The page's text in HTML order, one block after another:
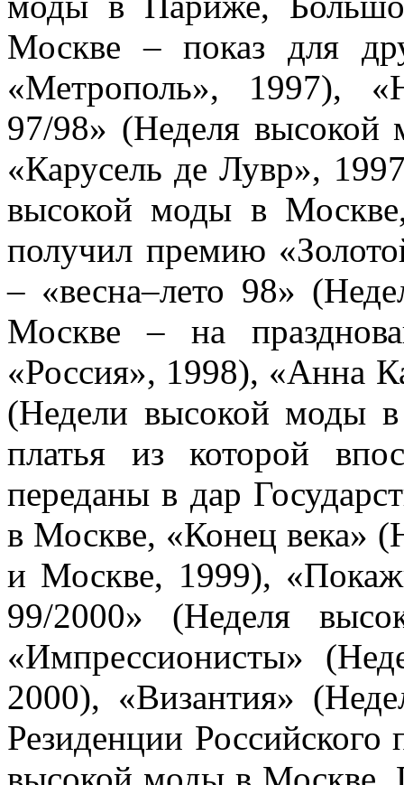
Москве – показ для
«Метрополь», 1997),
97/98» (Неделя
«Карусель де Лувр»,
высокой моды в
получил премию
– «весна–лето 98»
Москве – на
«Россия», 1998), «Анна
(Недели высокой моды
платья из которой
переданы в дар
в Москве, «Конец века»
и Москве, 1999),
99/2000» (Неделя
«Импрессионисты»
2000), «Византия»
Резиденции